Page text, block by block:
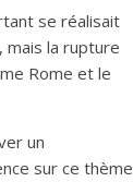
se réalisait
mais la rupture
Rome et le
un
sur ce thème